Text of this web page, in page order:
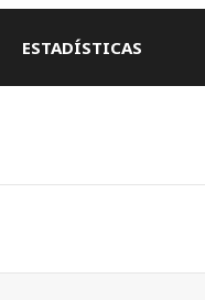
ESTADÍSTICAS